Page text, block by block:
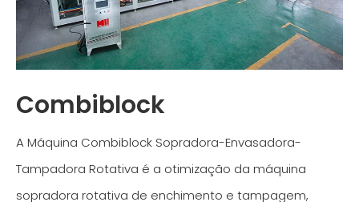
Combiblock
A Máquina Combiblock Sopradora-Envasadora-
Tampadora Rotativa é a otimização da máquina
sopradora rotativa de enchimento e tampagem,